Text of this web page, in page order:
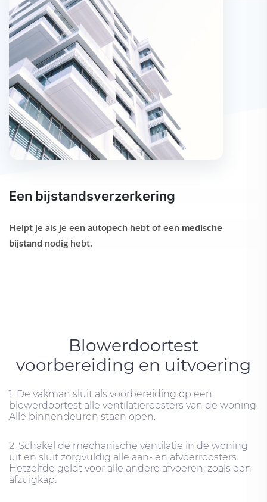
Een bijstandsverzerkering
Helpt je als je een autopech hebt of een medische
bijstand nodig hebt.
Blowerdoortest
voorbereiding en uitvoering
1. De vakman sluit als voorbereiding op een
blowerdoortest alle ventilatieroosters van de woning.
Alle binnendeuren staan ​​open.
2. Schakel de mechanische ventilatie in de woning
uit en sluit zorgvuldig alle aan- en afvoerroosters.
Hetzelfde geldt voor alle andere afvoeren, zoals een
afzuigkap.